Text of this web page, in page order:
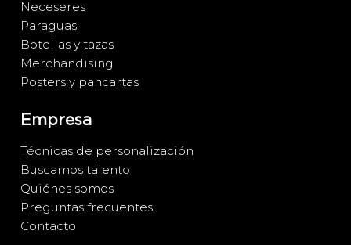
Neceseres
Paraguas
Botellas y tazas
Merchandising
Posters y pancartas
Empresa
Técnicas de personalización
Buscamos talento
Quiénes somos
Preguntas frecuentes
Contacto